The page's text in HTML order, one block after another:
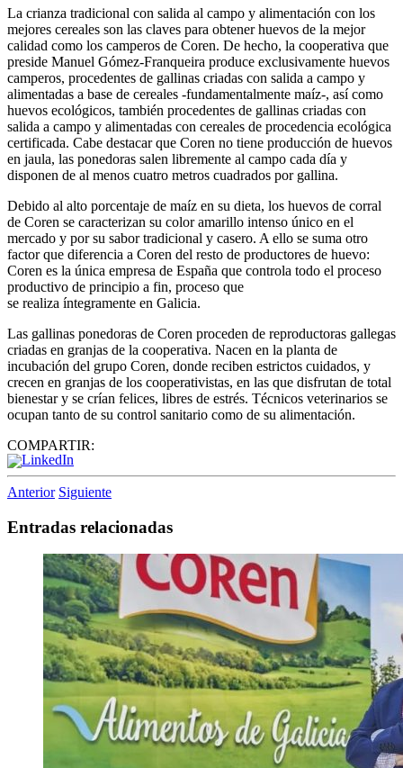
La crianza tradicional con salida al campo y alimentación con los
mejores cereales son las claves para obtener huevos de la mejor
calidad como los camperos de Coren. De hecho, la cooperativa que
preside Manuel Gómez-Franqueira produce exclusivamente huevos
camperos, procedentes de gallinas criadas con salida a campo y
alimentadas a base de cereales -fundamentalmente maíz-, así como
huevos ecológicos, también procedentes de gallinas criadas con
salida a campo y alimentadas con cereales de procedencia ecológica
certificada. Cabe destacar que Coren no tiene producción de huevos
en jaula, las ponedoras salen libremente al campo cada día y
disponen de al menos cuatro metros cuadrados por gallina.
Debido al alto porcentaje de maíz en su dieta, los huevos de corral
de Coren se caracterizan su color amarillo intenso único en el
mercado y por su sabor tradicional y casero. A ello se suma otro
factor que diferencia a Coren del resto de productores de huevo:
Coren es la única empresa de España que controla todo el proceso
productivo de principio a fin, proceso que
se realiza íntegramente en Galicia.
Las gallinas ponedoras de Coren proceden de reproductoras gallegas
criadas en granjas de la cooperativa. Nacen en la planta de
incubación del grupo Coren, donde reciben estrictos cuidados, y
crecen en granjas de los cooperativistas, en las que disfrutan de total
bienestar y se crían felices, libres de estrés. Técnicos veterinarios se
ocupan tanto de su control sanitario como de su alimentación.
COMPARTIR:
Anterior Siguiente
Entradas relacionadas